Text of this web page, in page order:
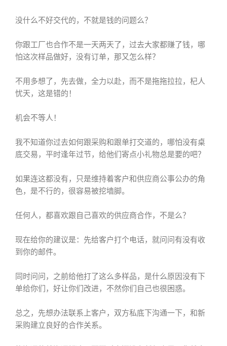
没什么不好交代的，不就是钱的问题么？
你跟工厂也合作不是一天两天了，过去大家都赚了钱，哪
怕这次样品做好，没有订单，那又怎么样？
不用多想了，先去做，全力以赴，而不是拖拖拉拉，杞人
忧天，这是错的！
机会不等人！
我不知道你过去如何跟采购和跟单打交道的，哪怕没有桌
底交易，平时逢年过节，给他们寄点小礼物总是要的吧？
如果连这都没有，只是维持着客户和供应商公事公办的角
色，是不行的，很容易被挖墙脚。
任何人，都喜欢跟自己喜欢的供应商合作，不是么？
现在给你的建议是：先给客户打个电话，就问问有没有收
到你的邮件。
同时问问，之前给他打了这么多样品，是什么原因没有下
单给你们，好让你们改进，不然你们自己也很困惑。
总之，先想办法联系上客户，双方私底下沟通一下，和新
采购建立良好的合作关系。